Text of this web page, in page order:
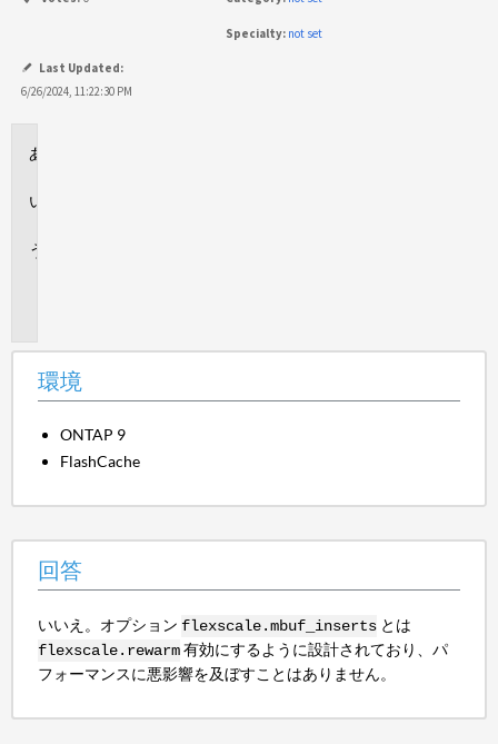
Specialty: not set
Last Updated:
6/26/2024, 11:22:30 PM
環境
ONTAP 9
FlashCache
回答
いいえ。オプション flexscale.mbuf_insertsとは
flexscale.rewarm有効にするように設計されており、パ
フォーマンスに悪影響を及ぼすことはありません。